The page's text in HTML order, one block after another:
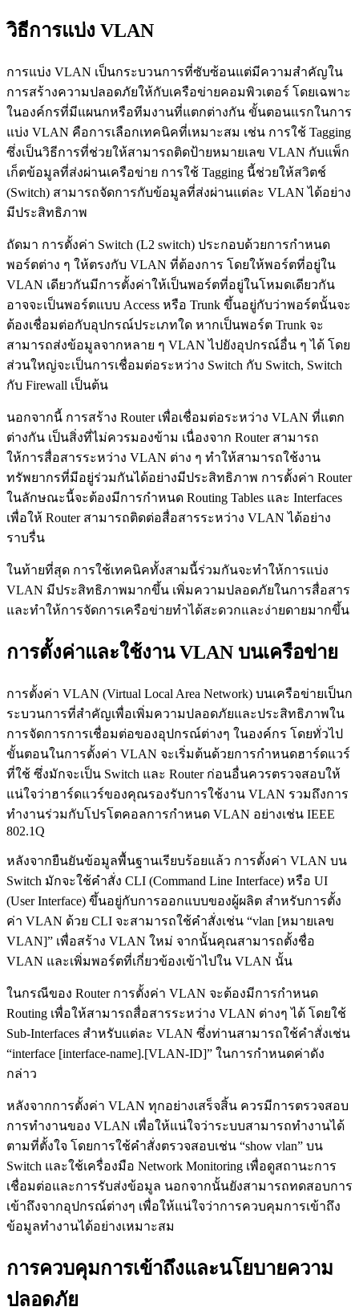
วิธีการแบ่ง VLAN
การแบ่ง VLAN เป็นกระบวนการที่ซับซ้อนแต่มีความสำคัญใน
การสร้างความปลอดภัยให้กับเครือข่ายคอมพิวเตอร์ โดยเฉพาะ
ในองค์กรที่มีแผนกหรือทีมงานที่แตกต่างกัน ขั้นตอนแรกในการ
แบ่ง VLAN คือการเลือกเทคนิคที่เหมาะสม เช่น การใช้ Tagging
ซึ่งเป็นวิธีการที่ช่วยให้สามารถติดป้ายหมายเลข VLAN กับแพ็ก
เก็ตข้อมูลที่ส่งผ่านเครือข่าย การใช้ Tagging นี้ช่วยให้สวิตช์
(Switch) สามารถจัดการกับข้อมูลที่ส่งผ่านแต่ละ VLAN ได้อย่าง
มีประสิทธิภาพ
ถัดมา การตั้งค่า Switch (L2 switch) ประกอบด้วยการกำหนด
พอร์ตต่าง ๆ ให้ตรงกับ VLAN ที่ต้องการ โดยให้พอร์ตที่อยู่ใน
VLAN เดียวกันมีการตั้งค่าให้เป็นพอร์ตที่อยู่ในโหมดเดียวกัน
อาจจะเป็นพอร์ตแบบ Access หรือ Trunk ขึ้นอยู่กับว่าพอร์ตนั้นจะ
ต้องเชื่อมต่อกับอุปกรณ์ประเภทใด หากเป็นพอร์ต Trunk จะ
สามารถส่งข้อมูลจากหลาย ๆ VLAN ไปยังอุปกรณ์อื่น ๆ ได้ โดย
ส่วนใหญ่จะเป็นการเชื่อมต่อระหว่าง Switch กับ Switch, Switch
กับ Firewall เป็นต้น
นอกจากนี้ การสร้าง Router เพื่อเชื่อมต่อระหว่าง VLAN ที่แตก
ต่างกัน เป็นสิ่งที่ไม่ควรมองข้าม เนื่องจาก Router สามารถ
ให้การสื่อสารระหว่าง VLAN ต่าง ๆ ทำให้สามารถใช้งาน
ทรัพยากรที่มีอยู่ร่วมกันได้อย่างมีประสิทธิภาพ การตั้งค่า Router
ในลักษณะนี้จะต้องมีการกำหนด Routing Tables และ Interfaces
เพื่อให้ Router สามารถติดต่อสื่อสารระหว่าง VLAN ได้อย่าง
ราบรื่น
ในท้ายที่สุด การใช้เทคนิคทั้งสามนี้ร่วมกันจะทำให้การแบ่ง
VLAN มีประสิทธิภาพมากขึ้น เพิ่มความปลอดภัยในการสื่อสาร
และทำให้การจัดการเครือข่ายทำได้สะดวกและง่ายดายมากขึ้น
การตั้งค่าและใช้งาน VLAN บนเครือข่าย
การตั้งค่า VLAN (Virtual Local Area Network) บนเครือข่ายเป็นก
ระบวนการที่สำคัญเพื่อเพิ่มความปลอดภัยและประสิทธิภาพใน
การจัดการการเชื่อมต่อของอุปกรณ์ต่างๆ ในองค์กร โดยทั่วไป
ขั้นตอนในการตั้งค่า VLAN จะเริ่มต้นด้วยการกำหนดฮาร์ดแวร์
ที่ใช้ ซึ่งมักจะเป็น Switch และ Router ก่อนอื่นควรตรวจสอบให้
แน่ใจว่าฮาร์ดแวร์ของคุณรองรับการใช้งาน VLAN รวมถึงการ
ทำงานร่วมกับโปรโตคอลการกำหนด VLAN อย่างเช่น IEEE
802.1Q
หลังจากยืนยันข้อมูลพื้นฐานเรียบร้อยแล้ว การตั้งค่า VLAN บน
Switch มักจะใช้คำสั่ง CLI (Command Line Interface) หรือ UI
(User Interface) ขึ้นอยู่กับการออกแบบของผู้ผลิต สำหรับการตั้ง
ค่า VLAN ด้วย CLI จะสามารถใช้คำสั่งเช่น “vlan [หมายเลข
VLAN]” เพื่อสร้าง VLAN ใหม่ จากนั้นคุณสามารถตั้งชื่อ
VLAN และเพิ่มพอร์ตที่เกี่ยวข้องเข้าไปใน VLAN นั้น
ในกรณีของ Router การตั้งค่า VLAN จะต้องมีการกำหนด
Routing เพื่อให้สามารถสื่อสารระหว่าง VLAN ต่างๆ ได้ โดยใช้
Sub-Interfaces สำหรับแต่ละ VLAN ซึ่งท่านสามารถใช้คำสั่งเช่น
“interface [interface-name].[VLAN-ID]” ในการกำหนดค่าดัง
กล่าว
หลังจากการตั้งค่า VLAN ทุกอย่างเสร็จสิ้น ควรมีการตรวจสอบ
การทำงานของ VLAN เพื่อให้แน่ใจว่าระบบสามารถทำงานได้
ตามที่ตั้งใจ โดยการใช้คำสั่งตรวจสอบเช่น “show vlan” บน
Switch และใช้เครื่องมือ Network Monitoring เพื่อดูสถานะการ
เชื่อมต่อและการรับส่งข้อมูล นอกจากนั้นยังสามารถทดสอบการ
เข้าถึงจากอุปกรณ์ต่างๆ เพื่อให้แน่ใจว่าการควบคุมการเข้าถึง
ข้อมูลทำงานได้อย่างเหมาะสม
การควบคุมการเข้าถึงและนโยบายความ
ปลอดภัย